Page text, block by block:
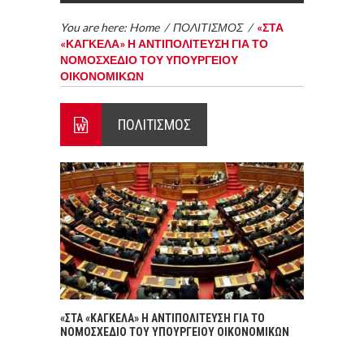
You are here: Home /ΠΟΛΙΤΙΣΜΟΣ / «ΣΤΑ
«ΚΑΓΚΕΛΑ» Η ΑΝΤΙΠΟΛΙΤΕΥΣΗ ΓΙΑ ΤΟ
ΝΟΜΟΣΧΕΔΙΟ ΤΟΥ ΥΠΟΥΡΓΕΙΟΥ
ΟΙΚΟΝΟΜΙΚΩΝ
ΠΟΛΙΤΙΣΜΟΣ
«ΣΤΑ «ΚΑΓΚΕΛΑ» Η ΑΝΤΙΠΟΛΙΤΕΥΣΗ ΓΙΑ ΤΟ
ΝΟΜΟΣΧΕΔΙΟ ΤΟΥ ΥΠΟΥΡΓΕΙΟΥ ΟΙΚΟΝΟΜΙΚΩΝ